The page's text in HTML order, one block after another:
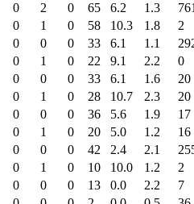
0 2 0 65 6.2 1.3 761
0 1 0 58 10.3 1.8 2
0 0 0 33 6.1 1.1
0 1 0 22 9.1 2.2 0
0 0 0 33 6.1 1.6 20
0 1 0 28 10.7 2.3 20
0 0 0 36 5.6 1.9 17
0 1 0 20 5.0 1.2 16
0 0 0 42 2.4 2.1
0 1 0 10 10.0 1.2 2
0 0 0 13 0.0 2.2 7